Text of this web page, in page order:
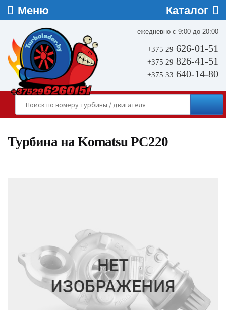
ежедневно с 9:00 до 20:00
+375 29 626-01-51
+375 29 826-41-51
+375 33 640-14-80
Турбина на Komatsu PC220